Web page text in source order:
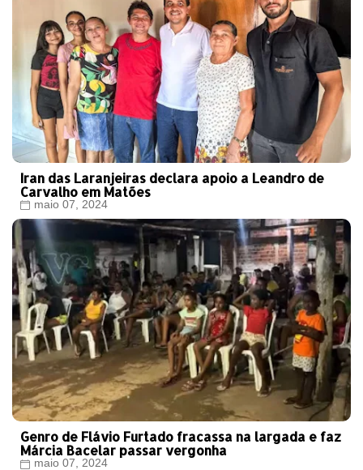
Iran das Laranjeiras declara apoio a Leandro de
Carvalho em Matões
maio 07, 2024
Genro de Flávio Furtado fracassa na largada e faz
Márcia Bacelar passar vergonha
maio 07, 2024